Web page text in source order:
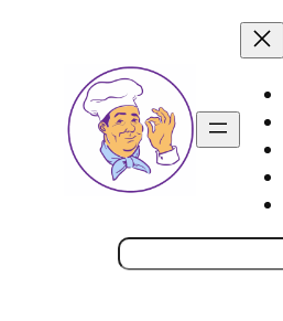
содержимому
Поиск